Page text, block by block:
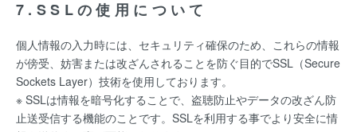
7.SSLの使用について
個人情報の入力時には、セキュリティ確保のため、これらの情報
が傍受、妨害または改ざんされることを防ぐ目的でSSL（Secure
Sockets Layer）技術を使用しております。
※ SSLは情報を暗号化することで、盗聴防止やデータの改ざん防
止送受信する機能のことです。SSLを利用する事でより安全に情